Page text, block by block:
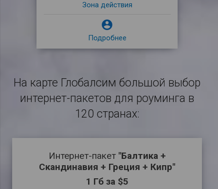
Зона действия

Подробнее
На карте Глобалсим большой выбор
интернет-пакетов для роуминга в
120 странах:
Интернет-пакет "Балтика +
Скандинавия + Греция + Кипр"
1 Гб за $5